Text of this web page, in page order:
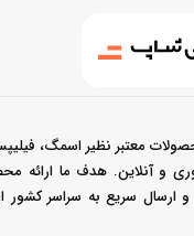
معتبر نظیر اسمگ،
و آنلاین. هدف ما ارائه
سریع به سراسر کشور از